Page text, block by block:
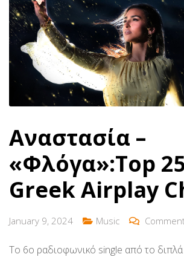
Αναστασία –
«Φλόγα»:Top
Greek Airplay
January 9, 2024 Music
Το 6ο ραδιοφωνικό single από το διπλά